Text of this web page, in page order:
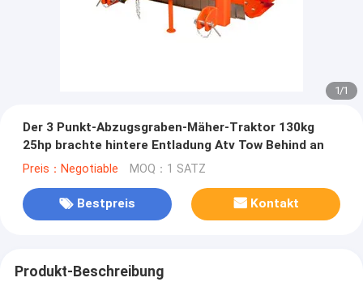
1/1
Der 3 Punkt-Abzugsgraben-Mäher-Traktor 130kg
25hp brachte hintere Entladung Atv Tow Behind an
Preis：Negotiable MOQ：1 SATZ
Bestpreis Kontakt
Produkt-Beschreibung